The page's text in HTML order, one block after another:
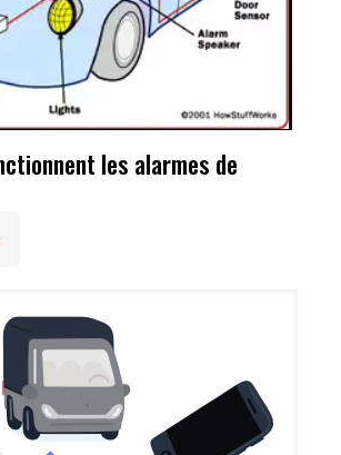
les alarmes de